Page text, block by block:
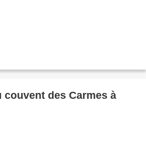
couvent des Carmes à